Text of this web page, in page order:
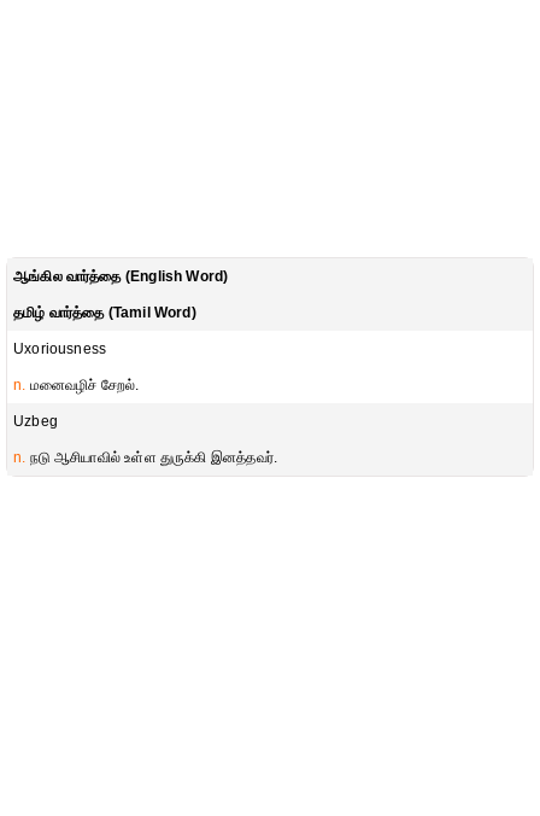
ஆங்கில வார்த்தை (English Word)
தமிழ் வார்த்தை (Tamil Word)
Uxoriousness
n. மனைவழிச் சேறல்.
Uzbeg
n. நடு ஆசியாவில் உள்ள துருக்கி இனத்தவர்.